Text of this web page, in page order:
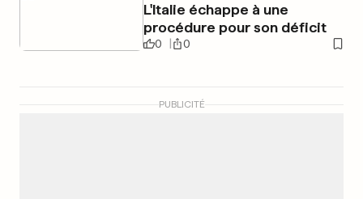
L'Italie échappe à une
procédure pour son déficit
0 0
PUBLICITÉ